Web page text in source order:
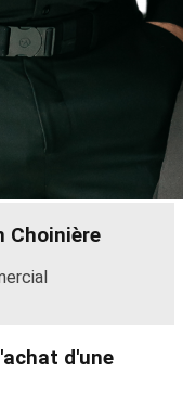
Choinière
d'une